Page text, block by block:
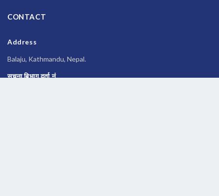
CONTACT
Address
Balaju, Kathmandu, Nepal.
सूचना बिभाग दर्ता नं